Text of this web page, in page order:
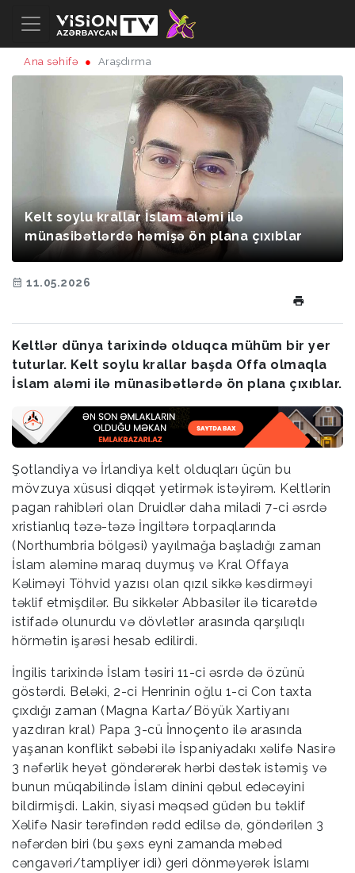
Ana səhifə Araşdırma
Kelt soylu krallar İslam aləmi ilə
münasibətlərdə həmişə ön plana çıxıblar
11.05.2026
Keltlər dünya tarixində olduqca mühüm bir yer
tuturlar. Kelt soylu krallar başda Offa olmaqla
İslam aləmi ilə münasibətlərdə ön plana çıxıblar.
Şotlandiya və İrlandiya kelt olduqları üçün bu
mövzuya xüsusi diqqət yetirmək istəyirəm. Keltlərin
pagan rahibləri olan Druidlər daha miladi 7-ci əsrdə
xristianlıq təzə-təzə İngiltərə torpaqlarında
(Northumbria bölgəsi) yayılmağa başladığı zaman
İslam aləminə maraq duymuş və Kral Offaya
Kəliməyi Töhvid yazısı olan qızıl sikkə kəsdirməyi
təklif etmişdilər. Bu sikkələr Abbasilər ilə ticarətdə
istifadə olunurdu və dövlətlər arasında qarşılıqlı
hörmətin işarəsi hesab edilirdi.
İngilis tarixində İslam təsiri 11-ci əsrdə də özünü
göstərdi. Beləki, 2-ci Henrinin oğlu 1-ci Con taxta
çıxdığı zaman (Magna Karta/Böyük Xartiyanı
yazdıran kral) Papa 3-cü İnnoçento ilə arasında
yaşanan konflikt səbəbi ilə İspaniyadakı xəlifə Nasirə
3 nəfərlik heyət göndərərək hərbi dəstək istəmiş və
bunun müqabilində İslam dinini qəbul edəcəyini
bildirmişdi. Lakin, siyasi məqsəd güdən bu təklif
Xəlifə Nasir tərəfindən rədd edilsə də, göndərilən 3
nəfərdən biri (bu şəxs eyni zamanda məbəd
cəngavəri/tampliyer idi) geri dönməyərək İslamı